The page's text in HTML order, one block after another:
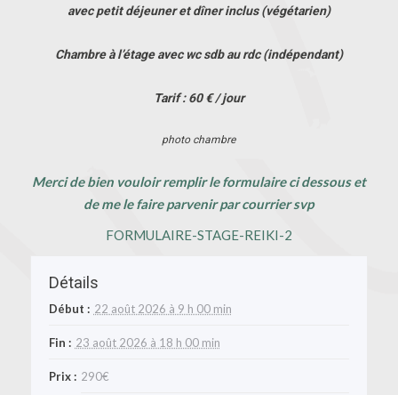
avec petit déjeuner et dîner inclus (végétarien)
Chambre à l’étage avec wc sdb au rdc (indépendant)
Tarif : 60 € / jour
photo chambre
Merci de bien vouloir remplir le formulaire ci dessous et
de me le faire parvenir par courrier svp
FORMULAIRE-STAGE-REIKI-2
Détails
Début : 22 août 2026 à 9 h 00 min
Fin : 23 août 2026 à 18 h 00 min
Prix : 290€